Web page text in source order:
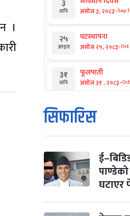
।
३
शनि असोज ३, २०८३-Sep
२५
आइत
घटस्थापना
असोज २५, २०८३-Oct
३१
शनि
फूलपाती
असोज ३१ , २०८३-
१
आइत
कार्तिक सङ्क्रान्ति
कार्तिक १, २०८३
मंगल कार्तिक ३, २०८३-Oct
४ विजयादशमी
कार्तिक ४, २०८३-Oct
सिफारिस
घटाएर